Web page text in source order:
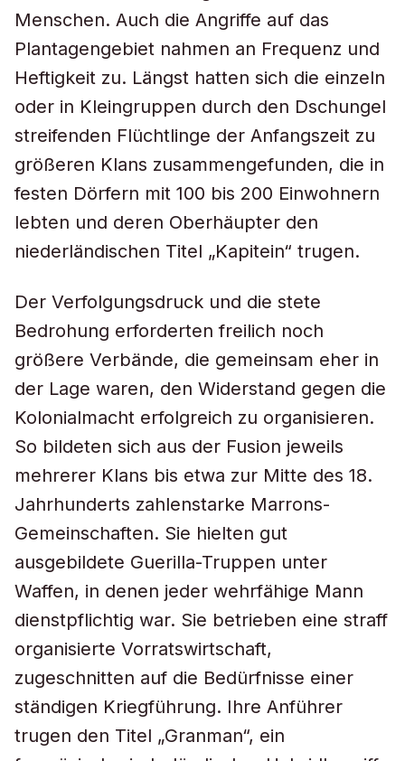
Menschen. Auch die Angriffe auf das
Plantagengebiet nahmen an Frequenz und
Heftigkeit zu. Längst hatten sich die einzeln
oder in Kleingruppen durch den Dschungel
streifenden Flüchtlinge der Anfangszeit zu
größeren Klans zusammengefunden, die in
festen Dörfern mit 100 bis 200 Einwohnern
lebten und deren Oberhäupter den
niederländischen Titel „Kapitein“ trugen.
Der Verfolgungsdruck und die stete
Bedrohung erforderten freilich noch
größere Verbände, die gemeinsam eher in
der Lage waren, den Widerstand gegen die
Kolonialmacht erfolgreich zu organisieren.
So bildeten sich aus der Fusion jeweils
mehrerer Klans bis etwa zur Mitte des 18.
Jahrhunderts zahlenstarke Marrons-
Gemeinschaften. Sie hielten gut
ausgebildete Guerilla-Truppen unter
Waffen, in denen jeder wehrfähige Mann
dienstpflichtig war. Sie betrieben eine straff
organisierte Vorratswirtschaft,
zugeschnitten auf die Bedürfnisse einer
ständigen Kriegführung. Ihre Anführer
trugen den Titel „Granman“, ein